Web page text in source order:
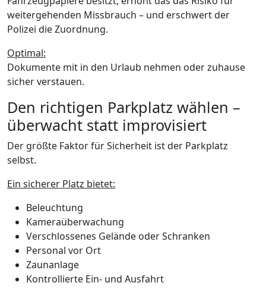
weitergehenden Missbrauch – und erschwert der
Polizei die Zuordnung.
Optimal:
Dokumente mit in den Urlaub nehmen oder zuhause
sicher verstauen.
Den richtigen Parkplatz wählen –
überwacht statt improvisiert
Der größte Faktor für Sicherheit ist der Parkplatz
selbst.
Ein sicherer Platz bietet:
Beleuchtung
Kameraüberwachung
Verschlossenes Gelände oder Schranken
Personal vor Ort
Zaunanlage
Kontrollierte Ein- und Ausfahrt